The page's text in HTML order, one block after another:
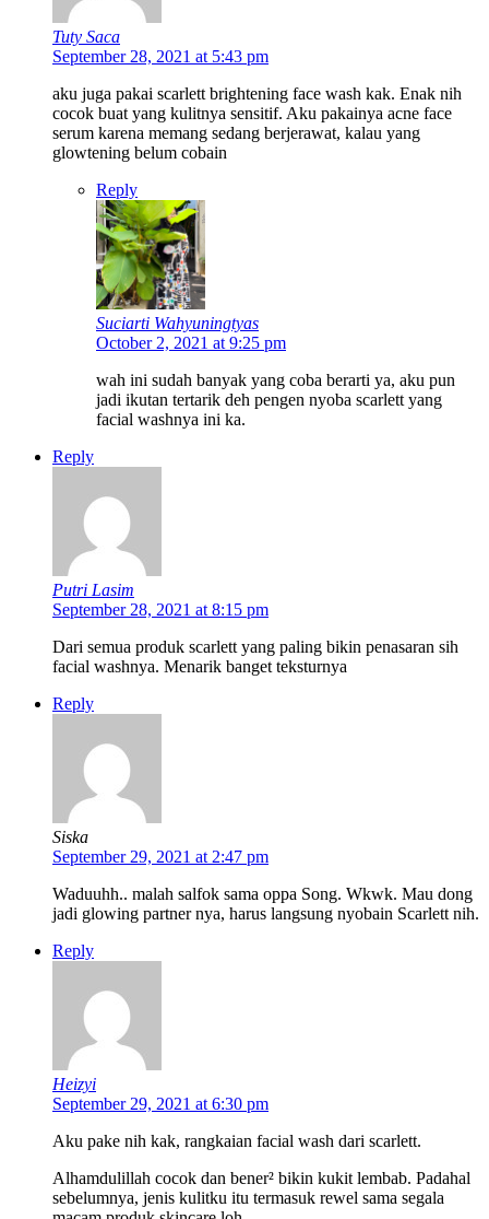
Tuty Saca
September 28, 2021 at 5:43 pm
aku juga pakai scarlett brightening face wash kak. Enak nih
cocok buat yang kulitnya sensitif. Aku pakainya acne face
serum karena memang sedang berjerawat, kalau yang
glowtening belum cobain
Reply
Suciarti Wahyuningtyas
October 2, 2021 at 9:25 pm
wah ini sudah banyak yang coba berarti ya, aku pun
jadi ikutan tertarik deh pengen nyoba scarlett yang
facial washnya ini ka.
Reply
Putri Lasim
September 28, 2021 at 8:15 pm
Dari semua produk scarlett yang paling bikin penasaran sih
facial washnya. Menarik banget teksturnya
Reply
Siska
September 29, 2021 at 2:47 pm
Waduuhh.. malah salfok sama oppa Song. Wkwk. Mau dong
jadi glowing partner nya, harus langsung nyobain Scarlett nih.
Reply
Heizyi
September 29, 2021 at 6:30 pm
Aku pake nih kak, rangkaian facial wash dari scarlett.
Alhamdulillah cocok dan bener² bikin kukit lembab. Padahal
sebelumnya, jenis kulitku itu termasuk rewel sama segala